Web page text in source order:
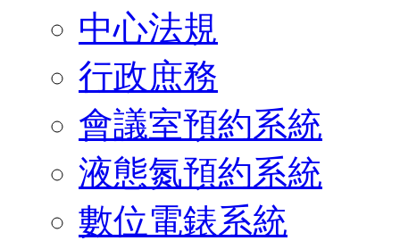
中心法規
行政庶務
會議室預約系統
液態氮預約系統
數位電錶系統